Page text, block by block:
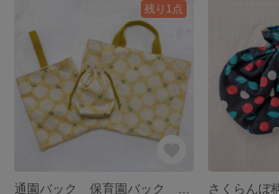
残り1点